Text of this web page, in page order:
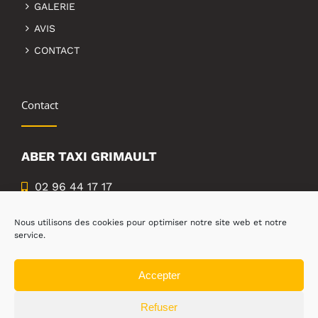
Nous utilisons des cookies pour optimiser notre site web et notre
service.
Accepter
Refuser
GALERIE
AVIS
CONTACT
Contact
ABER TAXI GRIMAULT
02 96 44 17 17
9 rue des martyrs de la gestapo,